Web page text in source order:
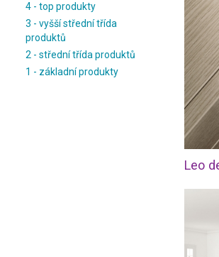
4 - top produkty
3 - vyšší střední třída
produktů
2 - střední třída produktů
1 - základní produkty